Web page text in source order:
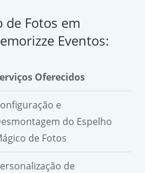
de Fotos em
Eventos:
Oferecidos
e
do Espelho
de Fotos
de